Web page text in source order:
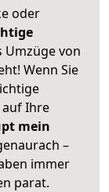
oder
Umzüge von
Wenn Sie
auf Ihre
mein
–
immer
parat.